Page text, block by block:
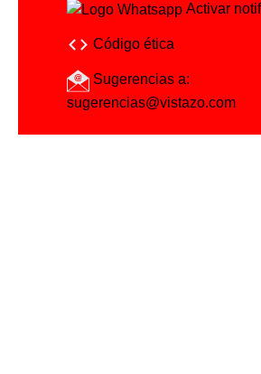
Activar
Código ética
Sugerencias a:
sugerencias@vistazo.com